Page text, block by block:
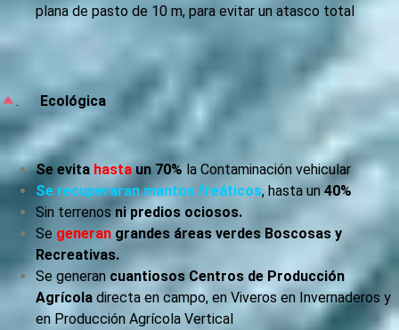
plana de pasto de 10 m, para evitar un atasco total
. Ecológica
Se evita hastaun 70% la Contaminación vehicular
Se recuperaran mantos freáticos, hasta un 40%
Sin terrenos ni predios ociosos.
Se generan grandes áreas verdes Boscosas y
Recreativas.
Se generan cuantiosos Centros de Producción
Agrícola directa en campo, en Viveros en Invernaderos y
en Producción Agrícola Vertical